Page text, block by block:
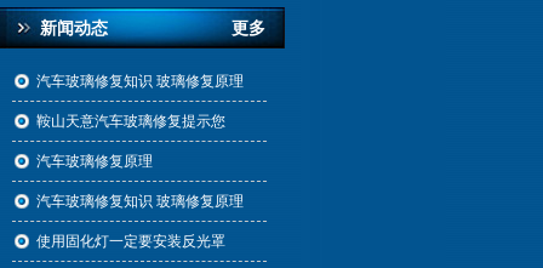
更多
新闻动态
汽车玻璃修复知识 玻璃修复原理
鞍山天意汽车玻璃修复提示您
汽车玻璃修复原理
汽车玻璃修复知识 玻璃修复原理
使用固化灯一定要安装反光罩